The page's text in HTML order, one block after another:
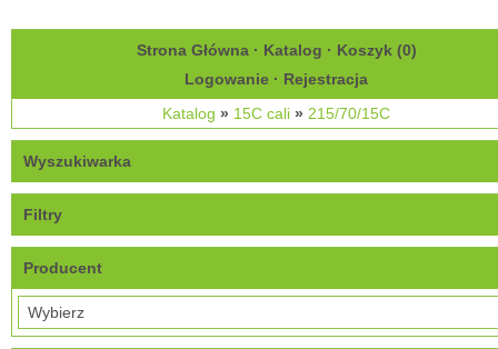
Strona Główna· Katalog · Koszyk (0)
Logowanie · Rejestracja
Katalog » 15C cali » 215/70/15C
Wyszukiwarka
Filtry
Producent